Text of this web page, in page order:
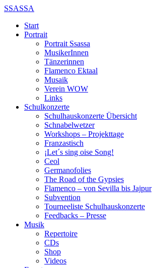
SSASSA
Start
Portrait
Portrait Ssassa
MusikerInnen
Tänzerinnen
Flamenco Ektaal
Musaik
Verein WOW
Links
Schulkonzerte
Schulhauskonzerte Übersicht
Schnabelwetzer
Workshops – Projekttage
Franzastisch
¡Let´s sing oise Song!
Ceol
Germanofolies
The Road of the Gypsies
Flamenco – von Sevilla bis Jajpur
Subvention
Tourneeliste Schulhauskonzerte
Feedbacks – Presse
Musik
Repertoire
CDs
Shop
Videos